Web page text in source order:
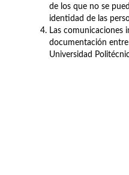
de los que no se
identidad de las
Las comunicaciones
documentación entre
Universidad